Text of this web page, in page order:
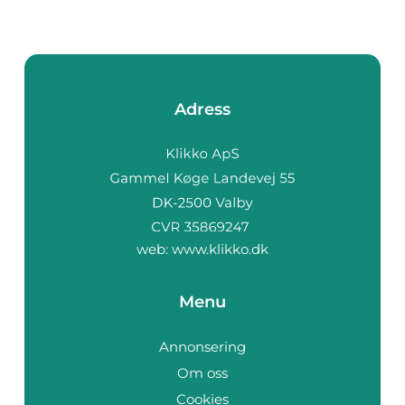
Adress
web: www.klikko.dk
Menu
Annonsering
Om oss
Cookies